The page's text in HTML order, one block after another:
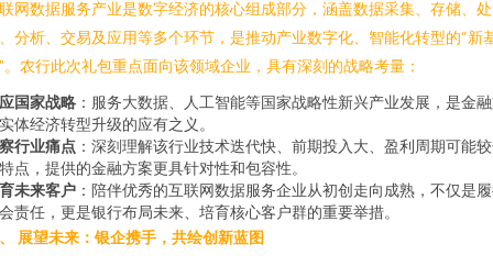
网数据服务产业是数字经济的核心组成部分，涵盖数据采集、存储、处
分析、交易及应用等多个环节，是推动产业数字化、智能化转型的“新
。农行此次礼包重点面向该领域企业，具有深刻的战略考量：
国家战略 ：服务大数据、人工智能等国家战略性新兴产业发展，是金
体经济转型升级的应有之义。
行业痛点 ：深刻理解该行业技术迭代快、前期投入大、盈利周期可能
点，提供的金融方案更具针对性和包容性。
未来客户 ：陪伴优秀的互联网数据服务企业从初创走向成熟，不仅是
责任，更是银行布局未来、培育核心客户群的重要举措。
展望未来：银企携手，共绘创新蓝图